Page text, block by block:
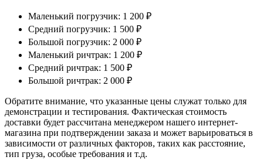
Маленький погрузчик: 1 200 ₽
Средний погрузчик: 1 500 ₽
Большой погрузчик: 2 000 ₽
Маленький ричтрак: 1 200 ₽
Средний ричтрак: 1 500 ₽
Большой ричтрак: 2 000 ₽
Обратите внимание, что указанные цены служат только для
демонстрации и тестирования. Фактическая стоимость
доставки будет рассчитана менеджером нашего интернет-
магазина при подтверждении заказа и может варьироваться в
зависимости от различных факторов, таких как расстояние,
тип груза, особые требования и т.д.